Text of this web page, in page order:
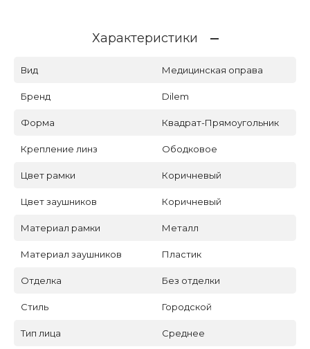
Характеристики
Вид Медицинская оправа
Бренд Dilem
Форма Квадрат-Прямоугольник
Крепление линз Ободковое
Цвет рамки Коричневый
Цвет заушников Коричневый
Материал рамки Металл
Материал заушников Пластик
Отделка Без отделки
Стиль Городской
Тип лица Среднее